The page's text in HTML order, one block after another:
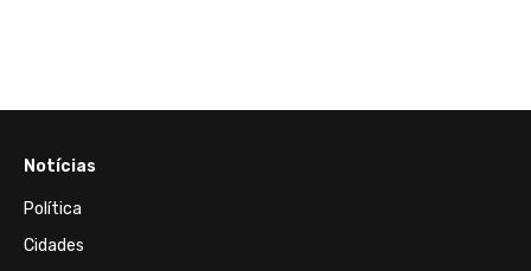
Notícias
Política
Cidades